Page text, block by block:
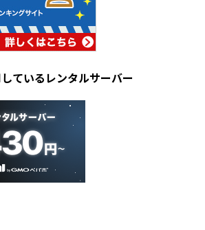
ているレンタルサーバー